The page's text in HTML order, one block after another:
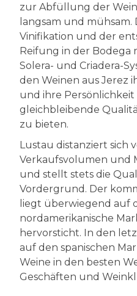
zur Abfüllung der
langsam und mühsam.
Vinifikation und der
Reifung in der Bodega
Solera- und Criadera-
den Weinen aus Jerez
und ihre
gleichbleibende
zu bieten.
Lustau distanziert sich
Verkaufsvolumen und
und stellt stets die
Vordergrund. Der
liegt überwiegend auf
nordamerikanische
hervorsticht. In den
auf den spanischen
Weine in den besten
Geschäften und